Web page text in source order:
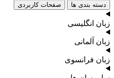
دسته بندی ها صفحات کاربردی
زبان انگلیسی
زبان آلمانی
زبان فرانسوی